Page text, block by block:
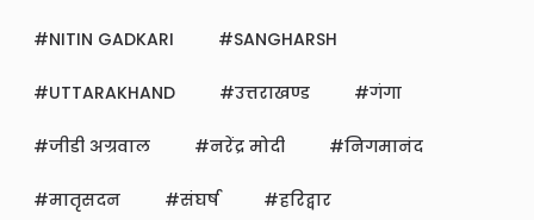
NITIN GADKARI SANGHARSH
UTTARAKHAND उत्तराखण्ड गंगा
जीडी अग्रवाल नरेंद्र मोदी निगमानंद
मातृसदन संघर्ष हरिद्वार